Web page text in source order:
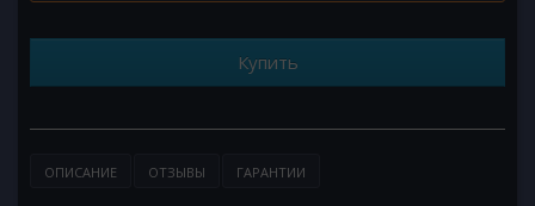
Купить
ОПИСАНИЕ ОТЗЫВЫ ГАРАНТИИ